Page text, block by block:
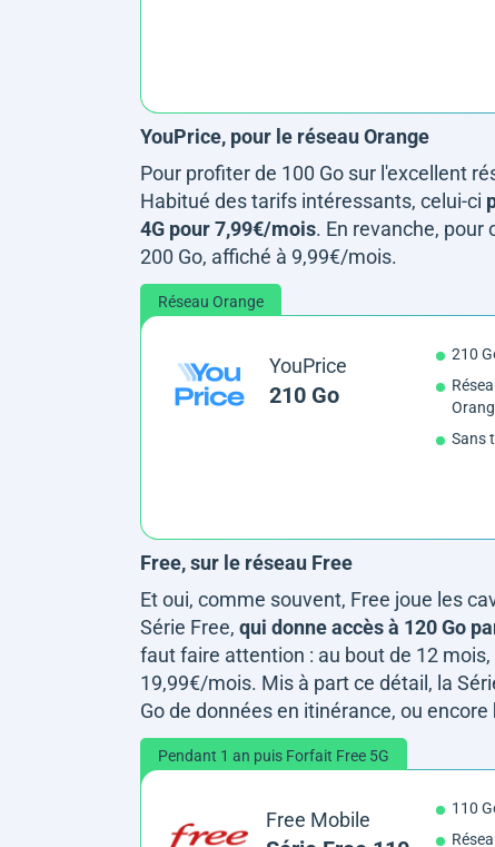
YouPrice, pour le réseau Orange
Pour profiter de 100 Go sur l'excellent
Habitué des tarifs intéressants, celui-ci
4G pour 7,99€/mois. En revanche, pour
200 Go, affiché à 9,99€/mois.
Réseau Orange
YouPrice
210 Go
210
Sans
Free, sur le réseau Free
Et oui, comme souvent, Free joue les
Série Free, qui donne accès à 120 Go
faut faire attention : au bout de 12
19,99€/mois. Mis à part ce détail, la
Go de données en itinérance, ou encore
Pendant 1 an puis Forfait Free 5G
Free Mobile
110